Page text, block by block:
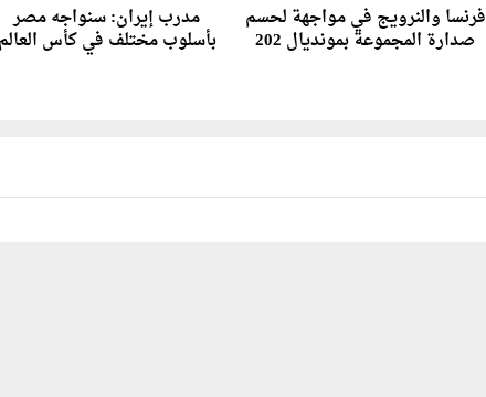
فرنسا والنرويج في مواجهة لحسم
صدارة المجموعة بمونديال 202
مدرب إيران: سنواجه مصر
بأسلوب مختلف في كأس العالم